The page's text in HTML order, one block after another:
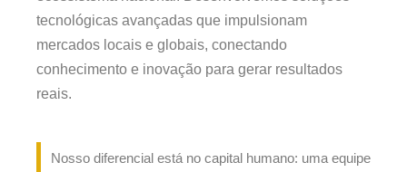
tecnológicas avançadas que impulsionam
mercados locais e globais, conectando
conhecimento e inovação para gerar resultados
reais.
Nosso diferencial está no capital humano: uma equipe